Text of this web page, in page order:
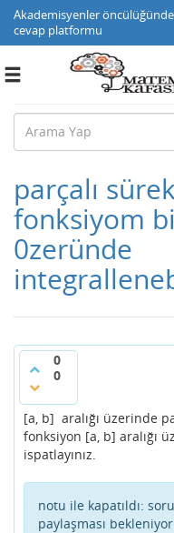
Akademisyenler
cevap platformu
Toggle
parçalı
fonksiyom
0zeründe
0
0
[a, b] aralığı üzerinde
fonksiyon [a, b] aralığı
ispatlayınız.
notu ile kapatıldı:
paylaşması bekleniyor